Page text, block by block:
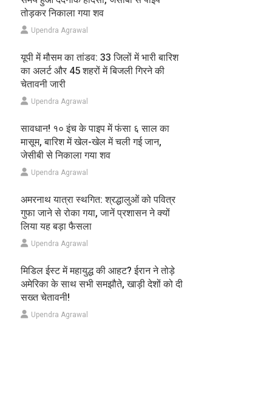
तोड़कर निकाला गया शव
Upendra Agrawal
यूपी में मौसम का तांडव: 33 जिलों में भारी बारिश
का अलर्ट और 45 शहरों में बिजली गिरने की
चेतावनी जारी
Upendra Agrawal
सावधान! १० इंच के पाइप में फंसा ६ साल का
मासूम, बारिश में खेल-खेल में चली गई जान,
जेसीबी से निकाला गया शव
Upendra Agrawal
अमरनाथ यात्रा स्थगित: श्रद्धालुओं को पवित्र
गुफा जाने से रोका गया, जानें प्रशासन ने क्यों
लिया यह बड़ा फैसला
Upendra Agrawal
मिडिल ईस्ट में महायुद्ध की आहट? ईरान ने तोड़े
अमेरिका के साथ सभी समझौते, खाड़ी देशों को दी
सख्त चेतावनी!
Upendra Agrawal